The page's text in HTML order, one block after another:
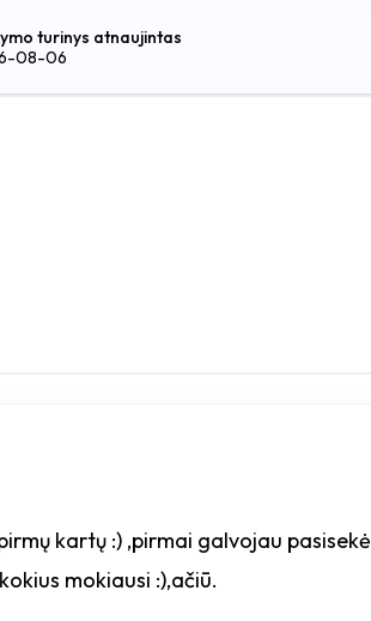
turinys atnaujintas
08-06
kartų :) ,pirmai galvojau
mokiausi :),ačiū.